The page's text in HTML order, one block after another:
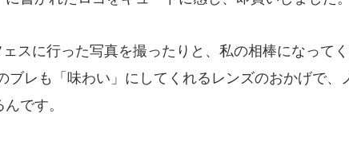
スに行った写真を撮ったりと、私の相棒になって
ブレも「味わい」にしてくれるレンズのおかげで、
です。